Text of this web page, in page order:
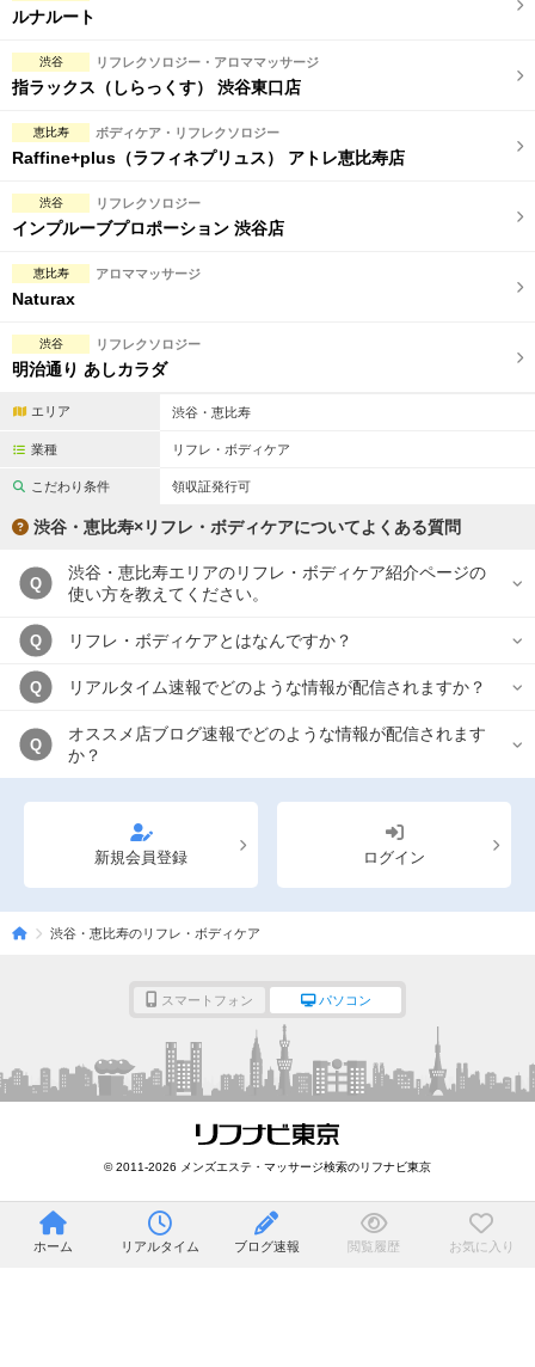
ルナルート
渋谷 リフレクソロジー・アロママッサージ
指ラックス（しらっくす） 渋谷東口店
恵比寿 ボディケア・リフレクソロジー
Raffine+plus（ラフィネプリュス） アトレ恵比寿店
渋谷 リフレクソロジー
インプルーブプロポーション 渋谷店
恵比寿 アロママッサージ
Naturax
渋谷 リフレクソロジー
明治通り あしカラダ
エリア 渋谷・恵比寿
業種 リフレ・ボディケア
こだわり条件 領収証発行可
渋谷・恵比寿×リフレ・ボディケアについてよくある質問
Q
渋谷・恵比寿エリアのリフレ・ボディケア紹介ページの
使い方を教えてください。
Q リフレ・ボディケアとはなんですか？
Q リアルタイム速報でどのような情報が配信されますか？
Q
オススメ店ブログ速報でどのような情報が配信されます
か？
新規会員登録 ログイン
渋谷・恵比寿のリフレ・ボディケア
スマートフォン パソコン
© 2011-2026 メンズエステ・マッサージ検索のリフナビ東京
ホーム リアルタイム ブログ速報 閲覧履歴 お気に入り